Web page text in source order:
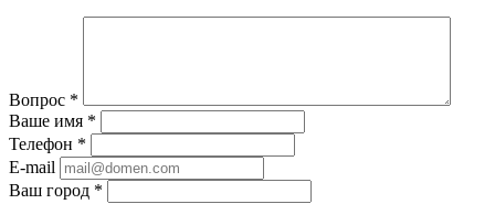
Вопрос *
Ваше имя *
Телефон *
E-mail
Ваш город *